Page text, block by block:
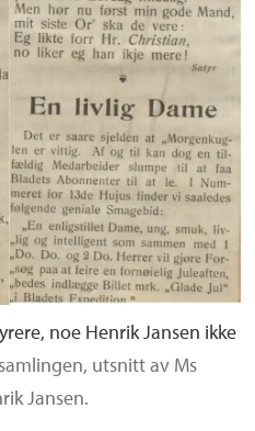
noe Henrik Jansen ikke
utsnitt av Ms
Jansen.